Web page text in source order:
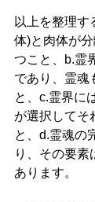
以上を整理す
体)と肉体が
つこと、b.霊
であり、霊魂
と、c.霊界に
が選択してそ
と、d.霊魂の
り、その要素
あります。